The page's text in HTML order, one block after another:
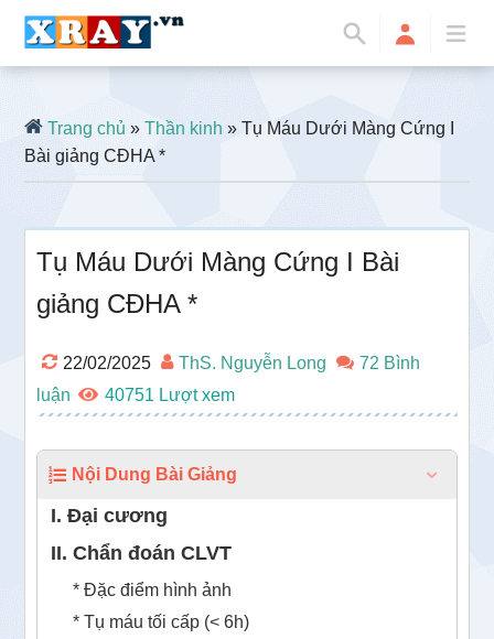
Trang chủ »Thần kinh » Tụ Máu Dưới Màng Cứng I
Bài giảng CĐHA *
Tụ Máu Dưới Màng Cứng I Bài
giảng CĐHA *
22/02/2025 ThS. Nguyễn Long
72 Bình
luận
40751
Nội Dung Bài Giảng
I. Đại cương
II. Chẩn đoán CLVT
* Đặc điểm hình ảnh
* Tụ máu tối cấp (< 6h)